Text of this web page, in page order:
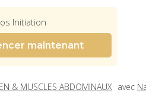
Initiation
maintenant
& MUSCLES ABDOMINAUX avec